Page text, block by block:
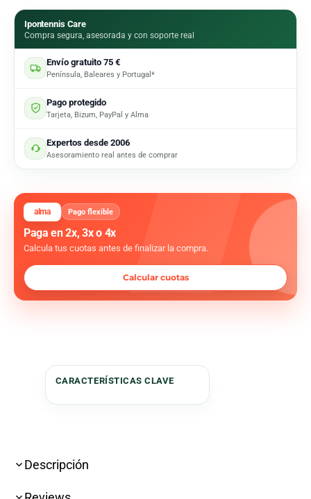
Ipontennis Care
Compra segura, asesorada y con soporte real
Envío gratuito 75 €
Península, Baleares y Portugal*
Pago protegido
Tarjeta, Bizum, PayPal y Alma
Expertos desde 2006
Asesoramiento real antes de comprar
alma Pago flexible
Paga en 2x, 3x o 4x
Calcula tus cuotas antes de finalizar la compra.
Calcular cuotas
Descripción